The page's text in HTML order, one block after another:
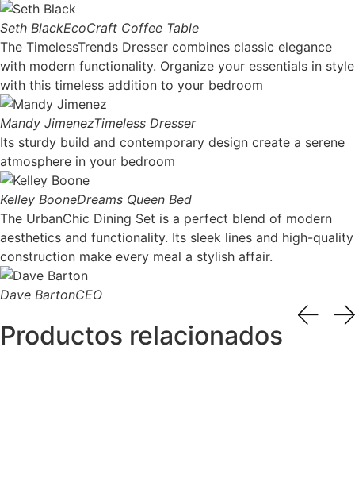
Seth BlackEcoCraft Coffee Table
The TimelessTrends Dresser combines classic elegance
with modern functionality. Organize your essentials in style
with this timeless addition to your bedroom
Mandy JimenezTimeless Dresser
Its sturdy build and contemporary design create a serene
atmosphere in your bedroom
Kelley BooneDreams Queen Bed
The UrbanChic Dining Set is a perfect blend of modern
aesthetics and functionality. Its sleek lines and high-quality
construction make every meal a stylish affair.
Dave BartonCEO
Productos relacionados